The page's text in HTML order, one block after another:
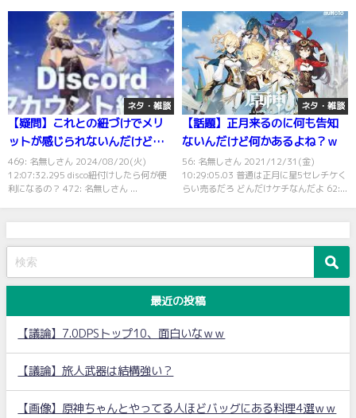
ネタ・雑談
【疑問】これとの紐づけでメリ
ットが感じられないんだけど…
469: 名無しさん 2024/08/20(火)
12:07:32.295 disco紐付けしたら何が便
利になるの？ 472: 名無しさん ...
ネタ・雑談
【話題】正月来るのに何も告知
ないんだけど何かあるよね？ｗ
56: 名無しさん 2021/12/31(金)
10:29:05.03 普通は正月に星5セレチケく
らい売るだろ どんだけケチなんだよ 62:...
最近の投稿
【議論】7.0DPSトップ10、面白いなｗｗ
【議論】旅人武器は結構強い？
【画像】原神ちゃんとやってる人ほどバッグにある料理4選ｗｗ